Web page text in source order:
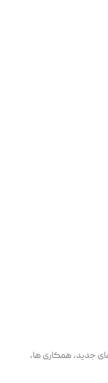
جدید، همکاری ها،